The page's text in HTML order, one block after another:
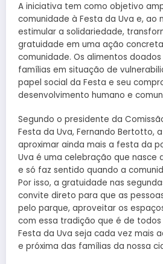
A iniciativa tem como objetivo
comunidade à Festa da Uva e, ao
estimular a solidariedade,
gratuidade em uma ação
comunidade. Os alimentos
famílias em situação de
papel social da Festa e seu
desenvolvimento humano e
Segundo o presidente da
Festa da Uva, Fernando Bertotto,
aproximar ainda mais a festa da
Uva é uma celebração que nasce
e só faz sentido quando a
Por isso, a gratuidade nas
convite direto para que as
pelo parque, aproveitar os
com essa tradição que é de todos
Festa da Uva seja cada vez mais
e próxima das famílias da nossa